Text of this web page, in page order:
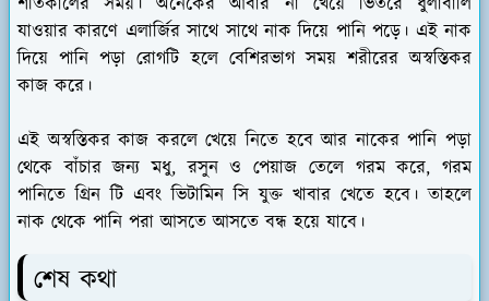
যাওয়ার কারণে এলার্জির সাথে সাথে নাক দিয়ে পানি পড়ে। এই নাক
দিয়ে পানি পড়া রোগটি হলে বেশিরভাগ সময় শরীরের অস্বস্তিকর
কাজ করে।
এই অস্বস্তিকর কাজ করলে খেয়ে ‍নিতে হবে আর নাকের পানি পড়া
থেকে বাঁচার জন্য মধু, রসুন ও পেয়াজ তেলে গরম করে, গরম
পানিতে গ্রিন টি এবং ভিটামিন সি যুক্ত খাবার খেতে হবে। তাহলে
নাক থেকে পানি পরা আসতে আসতে বন্ধ হয়ে যাবে।
শেষ কথা